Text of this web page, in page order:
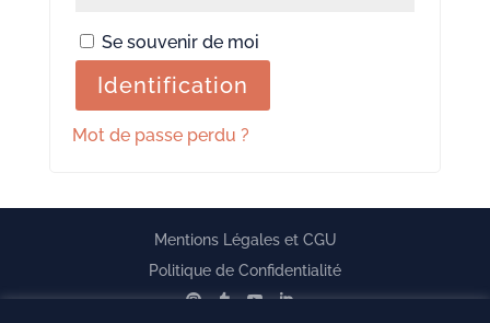
Se souvenir de moi
Identification
Mot de passe perdu ?
Mentions Légales et CGU
Politique de Confidentialité